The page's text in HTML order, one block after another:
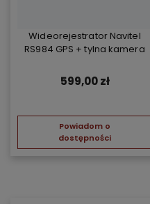
Wideorejestrator Navitel
RS984 GPS + tylna kamera
599,00 zł
Powiadom o
dostępności